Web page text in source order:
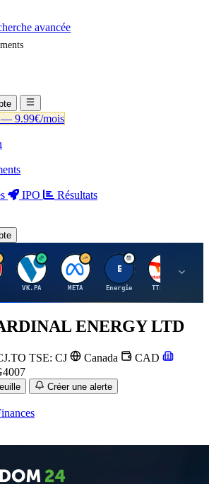
avancée
— 9.99€/mois
IPO
Résultats
V
VK.PA
M
META
E
Energie
T
TTE.PA
ENERGY LTD
TSE: CJ Canada
CAD
Créer une alerte